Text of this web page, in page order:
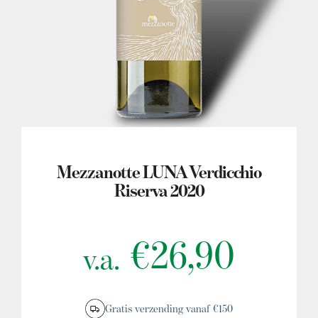
Mezzanotte LUNA Verdicchio
Riserva 2020
v.a. €26,90
Gratis verzending vanaf €150